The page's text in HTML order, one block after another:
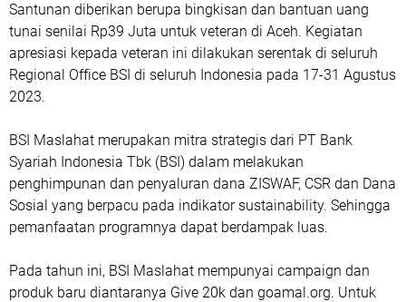
Santunan diberikan berupa bingkisan dan bantuan uang
tunai senilai Rp39 Juta untuk veteran di Aceh. Kegiatan
apresiasi kepada veteran ini dilakukan serentak di seluruh
Regional Office BSI di seluruh Indonesia pada 17-31 Agustus
2023.
BSI Maslahat merupakan mitra strategis dari PT Bank
Syariah Indonesia Tbk (BSI) dalam melakukan
penghimpunan dan penyaluran dana ZISWAF, CSR dan Dana
Sosial yang berpacu pada indikator sustainability. Sehingga
pemanfaatan programnya dapat berdampak luas.
Pada tahun ini, BSI Maslahat mempunyai campaign dan
produk baru diantaranya Give 20k dan goamal.org. Untuk